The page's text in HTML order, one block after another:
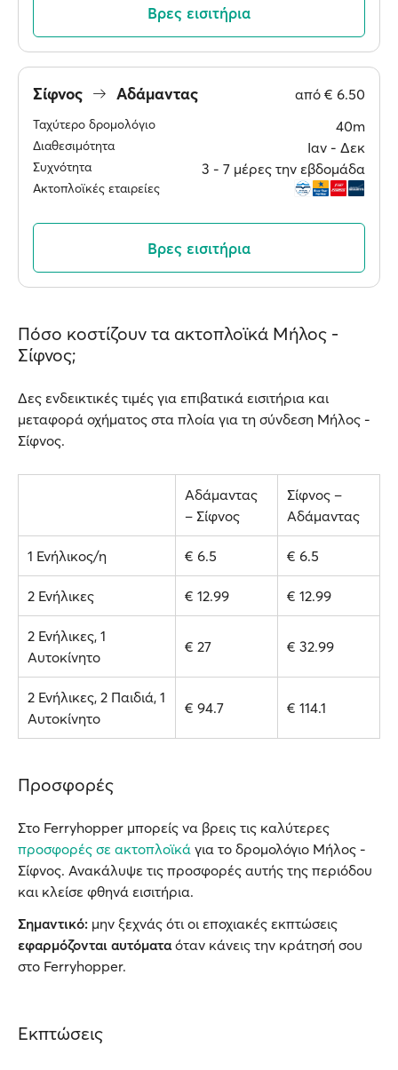
Βρες εισιτήρια
Σίφνος Αδάμαντας από € 6.50
Ταχύτερο δρομολόγιο 40m
Διαθεσιμότητα Ιαν ‐ Δεκ
Συχνότητα 3 ‐ 7 μέρες την εβδομάδα
Ακτοπλοϊκές εταιρείες
Βρες εισιτήρια
Πόσο κοστίζουν τα ακτοπλοϊκά Μήλος -
Σίφνος;
Δες ενδεικτικές τιμές για επιβατικά εισιτήρια και
μεταφορά οχήματος στα πλοία για τη σύνδεση Μήλος -
Σίφνος.
Αδάμαντας
– Σίφνος
Σίφνος –
Αδάμαντας
1 Ενήλικος/η € 6.5 € 6.5
2 Ενήλικες € 12.99 € 12.99
2 Ενήλικες, 1
Αυτοκίνητο
€ 27 € 32.99
2 Ενήλικες, 2 Παιδιά, 1
Αυτοκίνητο
€ 94.7 € 114.1
Προσφορές
Στο Ferryhopper μπορείς να βρεις τις καλύτερες
προσφορές σε ακτοπλοϊκά για το δρομολόγιο Μήλος -
Σίφνος. Ανακάλυψε τις προσφορές αυτής της περιόδου
και κλείσε φθηνά εισιτήρια.
Σημαντικό: μην ξεχνάς ότι οι εποχιακές εκπτώσεις
εφαρμόζονται αυτόματαόταν κάνεις την κράτησή σου
στο Ferryhopper.
Εκπτώσεις